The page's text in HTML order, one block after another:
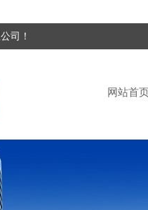
司！
网站首